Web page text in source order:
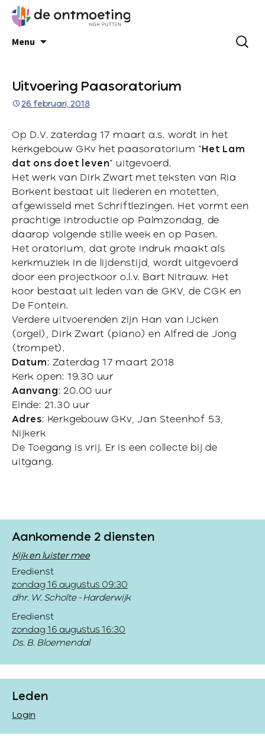
Menu
Uitvoering Paasoratorium
26 februari, 2018
Op D.V. zaterdag 17 maart a.s. wordt in het
kerkgebouw GKv het paasoratorium “Het Lam
dat ons doet leven” uitgevoerd.
Het werk van Dirk Zwart met teksten van Ria
Borkent bestaat uit liederen en motetten,
afgewisseld met Schriftlezingen. Het vormt een
prachtige introductie op Palmzondag, de
daarop volgende stille week en op Pasen.
Het oratorium, dat grote indruk maakt als
kerkmuziek in de lijdenstijd, wordt uitgevoerd
door een projectkoor o.l.v. Bart Nitrauw. Het
koor bestaat uit leden van de GKV, de CGK en
De Fontein.
Verdere uitvoerenden zijn Han van IJcken
(orgel), Dirk Zwart (piano) en Alfred de Jong
(trompet).
Datum: Zaterdag 17 maart 2018
Kerk open: 19.30 uur
Aanvang: 20.00 uur
Einde: 21.30 uur
Adres: Kerkgebouw GKv, Jan Steenhof 53,
Nijkerk
De Toegang is vrij. Er is een collecte bij de
uitgang.
Aankomende 2 diensten
Kijk en luister mee
Eredienst
zondag 16 augustus 09:30
dhr. W. Scholte - Harderwijk
Eredienst
zondag 16 augustus 16:30
Ds. B. Bloemendal
Leden
Login